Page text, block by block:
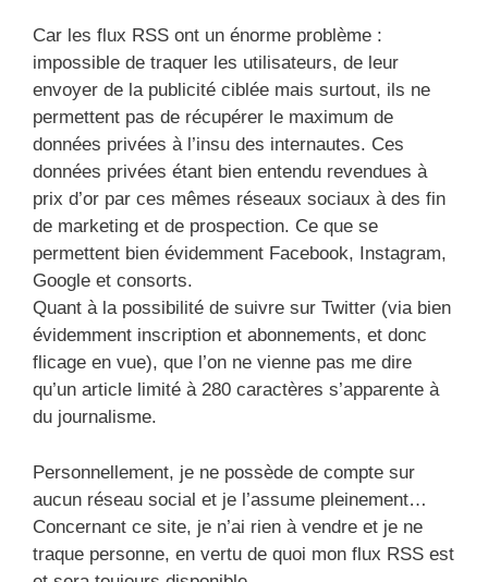
Car les flux RSS ont un énorme problème :
impossible de traquer les utilisateurs, de leur
envoyer de la publicité ciblée mais surtout, ils ne
permettent pas de récupérer le maximum de
données privées à l’insu des internautes. Ces
données privées étant bien entendu revendues à
prix d’or par ces mêmes réseaux sociaux à des fin
de marketing et de prospection. Ce que se
permettent bien évidemment Facebook, Instagram,
Google et consorts.
Quant à la possibilité de suivre sur Twitter (via bien
évidemment inscription et abonnements, et donc
flicage en vue), que l’on ne vienne pas me dire
qu’un article limité à 280 caractères s’apparente à
du journalisme.
Personnellement, je ne possède de compte sur
aucun réseau social et je l’assume pleinement…
Concernant ce site, je n’ai rien à vendre et je ne
traque personne, en vertu de quoi mon flux RSS est